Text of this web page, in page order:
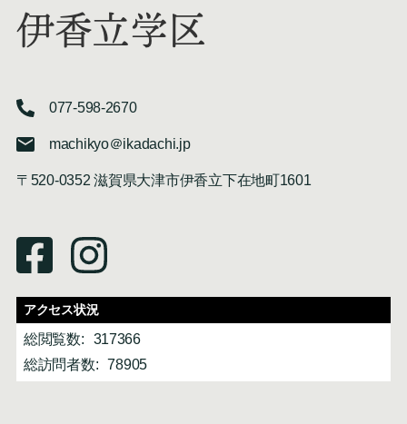
伊香立学区
077-598-2670
machikyo＠ikadachi.jp
〒520-0352 滋賀県大津市伊香立下在地町1601
アクセス状況
総閲覧数:
317366
総訪問者数:
78905